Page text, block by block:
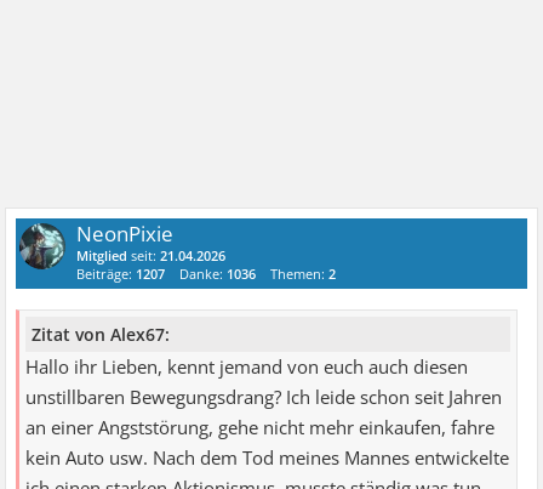
NeonPixie
Mitglied seit:21.04.2026
Beiträge: 1207 Danke: 1036 Themen:2
Zitat von Alex67:
Hallo ihr Lieben, kennt jemand von euch auch diesen
unstillbaren Bewegungsdrang? Ich leide schon seit Jahren
an einer Angststörung, gehe nicht mehr einkaufen, fahre
kein Auto usw. Nach dem Tod meines Mannes entwickelte